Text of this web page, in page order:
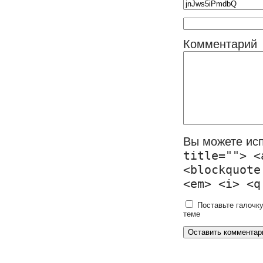
Комментарий
Вы можете
title="">
<em> <i>
Поставьте
теме